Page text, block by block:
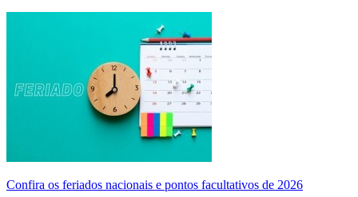
Confira os feriados nacionais e pontos facultativos de 2026